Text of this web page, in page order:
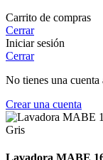
Carrito de compras
Cerrar
Iniciar sesión
Cerrar
No tienes una cuenta
Crear una cuenta
Lavadora MABE